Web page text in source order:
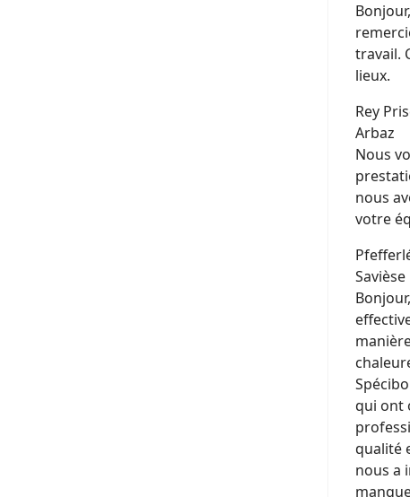
travail.
lieux.
Rey
Arbaz
Nous
nous
votre
Savièse
qui ont
qualité
nous a